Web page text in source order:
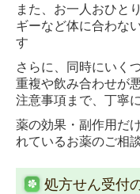
また、お一人おひと
ギーなど体に合わな
す
さらに、同時にいく
重複や飲み合わせが
注意事項まで、丁寧
薬の効果・副作用だ
れているお薬のご相
処方せん受付